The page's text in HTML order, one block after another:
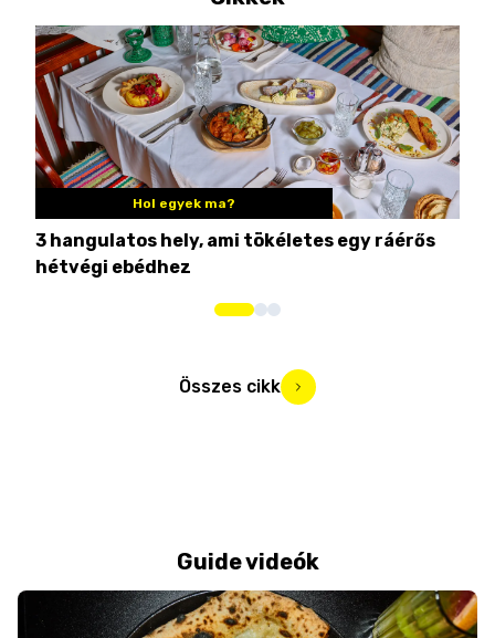
Hol egyek ma?
3 hangulatos hely, ami tökéletes egy ráérős
hétvégi ebédhez
Összes cikk
Guide videók